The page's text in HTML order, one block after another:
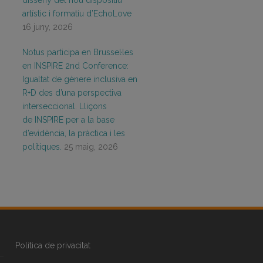
artístic i formatiu d’EchoLove
16 juny, 2026
Notus participa en Brussel·les
en INSPIRE 2nd Conference:
Igualtat de gènere inclusiva en
R+D des d’una perspectiva
interseccional. Lliçons
de INSPIRE per a la base
d’evidència, la pràctica i les
polítiques. 25 maig, 2026
Política de privacitat